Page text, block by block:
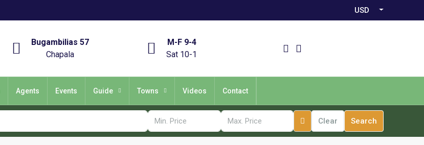
USD
Bugambilias 57
Chapala
M-F 9-4
Sat 10-1
Agents Events Guide Towns Videos Contact
Clear Search